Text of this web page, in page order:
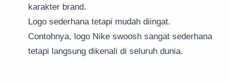
karakter brand.
Logo sederhana tetapi mudah diingat.
Contohnya, logo Nike swoosh sangat sederhana
tetapi langsung dikenali di seluruh dunia.